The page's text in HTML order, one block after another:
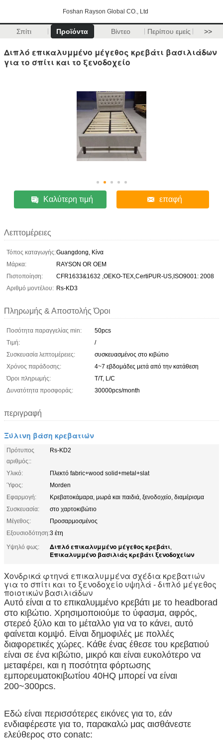
Foshan Rayson Global CO., Ltd
Σπίτι Προϊόντα Βίντεο Περίπου εμείς >>
Διπλό επικαλυμμένο μέγεθος κρεβάτι βασιλιάδων
για το σπίτι και το ξενοδοχείο
Καλύτερη τιμή επαφή
Λεπτομέρειες
Τόπος καταγωγής:Guangdong, Κίνα
Μάρκα:
RAYSON OR OEM
Πιστοποίηση:
CFR1633&1632 ,OEKO-TEX,CertiPUR-US,ISO9001: 2008
Αριθμό μοντέλου: Rs-KD3
Πληρωμής & Αποστολής Όροι
Ποσότητα παραγγελίας min:
50pcs
Τιμή:
/
Συσκευασία λεπτομέρειες:
συσκευασμένος στο κιβώτιο
Χρόνος παράδοσης:
4~7 εβδομάδες μετά από την κατάθεση
Όροι πληρωμής:
T/T, L/C
Δυνατότητα προσφοράς:
30000pcs/month
περιγραφή
Ξύλινη βάση κρεβατιών
Πρότυπος
αριθμός::
Rs-KD2
Υλικό:
Πλεκτό fabric+wood solid+metal+slat
Ύφος:
Morden
Εφαρμογή:
Κρεβατοκάμαρα, μωρά και παιδιά, ξενοδοχείο, διαμέρισμα
Συσκευασία:
στο χαρτοκιβώτιο
Μέγεθος:
Προσαρμοσμένος
Εξουσιοδότηση:3 έτη
Υψηλό φως:
Διπλό επικαλυμμένο μέγεθος κρεβάτι,
Επικαλυμμένο βασιλιάς κρεβάτι ξενοδοχείων
Χονδρικά φτηνά επικαλυμμένα σχέδια κρεβατιών
για το σπίτι και το ξενοδοχείο υψηλά - διπλό μέγεθος
ποιοτικών βασιλιάδων
Αυτό είναι α το επικαλυμμένο κρεβάτι με το headborad
στο κιβώτιο. Χρησιμοποιούμε το ύφασμα, αφρός,
στερεό ξύλο και το μέταλλο για να το κάνει, αυτό
φαίνεται κομψό. Είναι δημοφιλές με πολλές
διαφορετικές χώρες. Κάθε ένας έθεσε του κρεβατιού
είναι σε ένα κιβώτιο, μικρό και είναι ευκολότερο να
μεταφέρει, και η ποσότητα φόρτωσης
εμπορευματοκιβωτίου 40HQ μπορεί να είναι
200~300pcs.
Εδώ είναι περισσότερες εικόνες για το, εάν
ενδιαφέρεστε για το, παρακαλώ μας αισθάνεστε
ελεύθερος στο conatc: